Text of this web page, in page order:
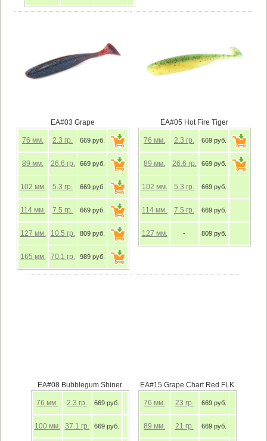
EA#03 Grape
76 мм. 2.3 гр. 669 руб.
89 мм. 26.6 гр. 669 руб.
102 мм. 5.3 гр. 669 руб.
114 мм. 7.5 гр. 669 руб.
127 мм. 10.5 гр. 809 руб.
165 мм. 70.1 гр. 989 руб.
EA#05 Hot Fire Tiger
76 мм. 2.3 гр. 669 руб.
89 мм. 26.6 гр. 669 руб.
102 мм. 5.3 гр. 669 руб.
114 мм. 7.5 гр. 669 руб.
127 мм. - 809 руб.
EA#08 Bubblegum Shiner
76 мм. 2.3 гр. 669 руб.
100 мм. 37.1 гр. 669 руб.
EA#15 Grape Chart Red FLK
76 мм. 23 гр. 669 руб.
89 мм. 21 гр. 669 руб.